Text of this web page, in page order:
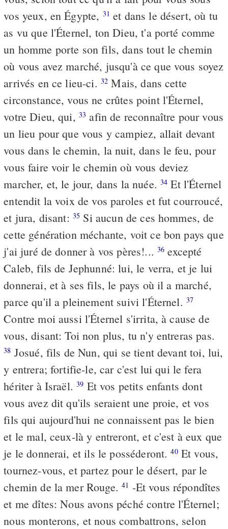
vos yeux, en Égypte, 31 et dans le désert, où tu
as vu que l'Éternel, ton Dieu, t'a porté comme
un homme porte son fils, dans tout le chemin
où vous avez marché, jusqu'à ce que vous soyez
arrivés en ce lieu-ci. 32 Mais, dans cette
circonstance, vous ne crûtes point l'Éternel,
votre Dieu, qui, 33 afin de reconnaître pour vous
un lieu pour que vous y campiez, allait devant
vous dans le chemin, la nuit, dans le feu, pour
vous faire voir le chemin où vous deviez
marcher, et, le jour, dans la nuée. 34 Et l'Éternel
entendit la voix de vos paroles et fut courroucé,
et jura, disant: 35 Si aucun de ces hommes, de
cette génération méchante, voit ce bon pays que
j'ai juré de donner à vos pères!... 36 excepté
Caleb, fils de Jephunné: lui, le verra, et je lui
donnerai, et à ses fils, le pays où il a marché,
parce qu'il a pleinement suivi l'Éternel. 37
Contre moi aussi l'Éternel s'irrita, à cause de
vous, disant: Toi non plus, tu n'y entreras pas.
38 Josué, fils de Nun, qui se tient devant toi, lui,
y entrera; fortifie-le, car c'est lui qui le fera
hériter à Israël.39 Et vos petits enfants dont
vous avez dit qu'ils seraient une proie, et vos
fils qui aujourd'hui ne connaissent pas le bien
et le mal, ceux-là y entreront, et c'est à eux que
je le donnerai, et ils le posséderont.40Et vous,
tournez-vous, et partez pour le désert, par le
chemin de la mer Rouge.41 -Et vous répondîtes
et me dîtes: Nous avons péché contre l'Éternel;
nous monterons, et nous combattrons, selon